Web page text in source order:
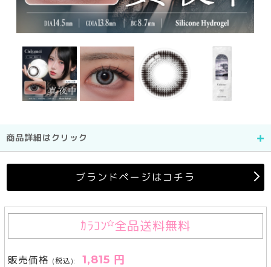
商品詳細はクリック
ブランドページはコチラ
ｶﾗｺﾝ 全品送料無料
販売価格 (税込): 1,815 円